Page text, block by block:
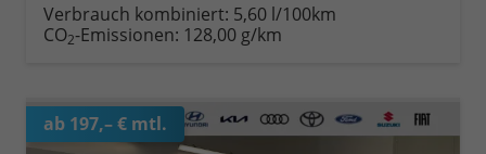
Verbrauch kombiniert: 5,60 l/100km
CO2-Emissionen: 128,00 g/km
ab 197,– € mtl.